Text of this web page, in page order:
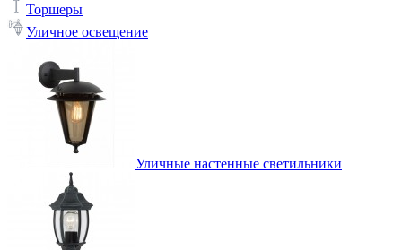
Торшеры
Уличное освещение
Уличные настенные светильники